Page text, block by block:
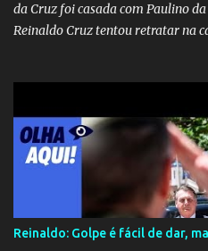
da Cruz foi casada com Paulino
Reinaldo Cruz tentou retratar na
Reinaldo: Golpe é fácil de dar,